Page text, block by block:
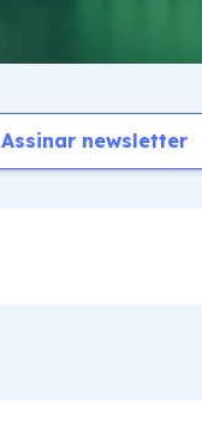
Assinar newsletter